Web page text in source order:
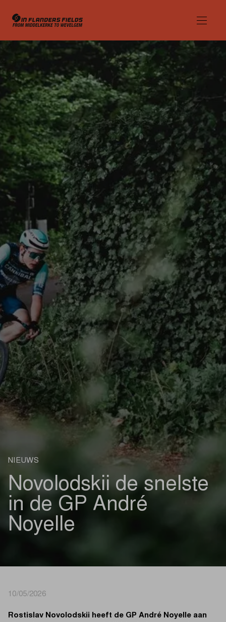
NIEUWS
Novolodskii de snelste
in de GP André
Noyelle
10/05/2026
Rostislav Novolodskii heeft de GP André Noyelle aan